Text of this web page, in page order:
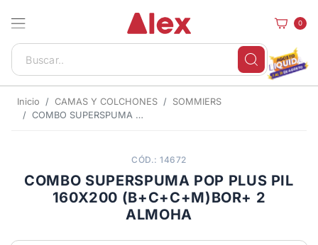
0
Inicio CAMAS Y COLCHONES
SOMMIERS
COMBO SUPERSPUMA POP PLUS PIL 160X200 (B+C+C+M)BOR+ 2 ALMOHA
CÓD.: 14672
COMBO SUPERSPUMA POP PLUS PIL
160X200 (B+C+C+M)BOR+ 2
ALMOHA